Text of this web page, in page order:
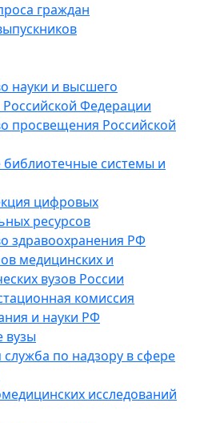
граждан
науки и высшего
Федерации
просвещения Российской
системы и
цифровых
ресурсов
здравоохранения РФ
медицинских и
вузов России
комиссия
и науки РФ
вузы
по надзору в сфере
исследований